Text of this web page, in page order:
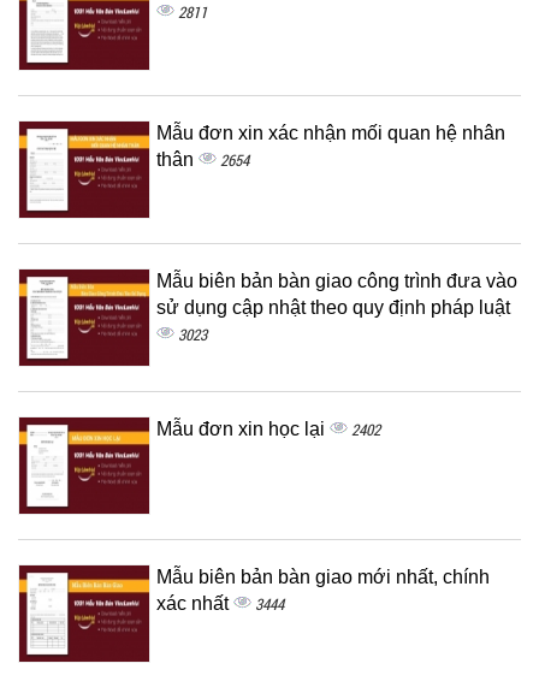
2811
Mẫu đơn xin xác nhận mối quan hệ nhân
thân
2654
Mẫu biên bản bàn giao công trình đưa vào
sử dụng cập nhật theo quy định pháp luật
3023
Mẫu đơn xin học lại 2402
Mẫu biên bản bàn giao mới nhất, chính
xác nhất
3444